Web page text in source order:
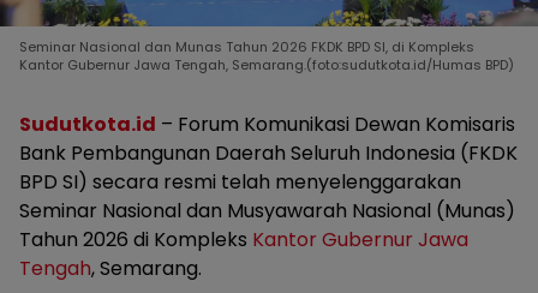
Seminar Nasional dan Munas Tahun 2026 FKDK BPD SI, di Kompleks
Kantor Gubernur Jawa Tengah, Semarang.(foto:sudutkota.id/Humas BPD)
Sudutkota.id – Forum Komunikasi Dewan Komisaris
Bank Pembangunan Daerah Seluruh Indonesia (FKDK
BPD SI) secara resmi telah menyelenggarakan
Seminar Nasional dan Musyawarah Nasional (Munas)
Tahun 2026 di Kompleks Kantor Gubernur Jawa
Tengah, Semarang.